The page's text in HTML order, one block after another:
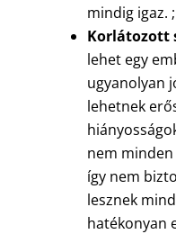
mindig igaz. ;
Korlátozott
lehet egy
ugyanolyan
lehetnek
nem
így nem
lesznek
hatékonyan